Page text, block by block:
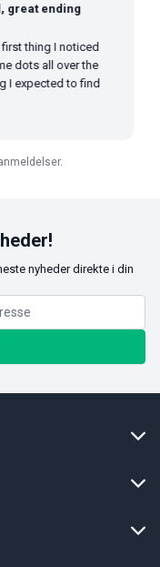
ending
thing I noticed
dots all over the
expected to find
nyheder direkte i din